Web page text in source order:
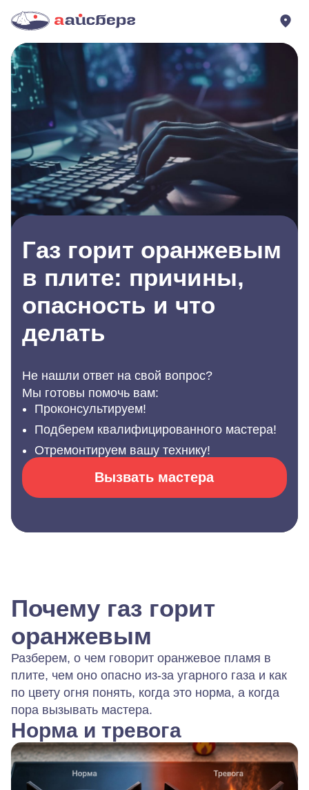
Газ горит оранжевым
в плите: причины,
опасность и что
делать
Не нашли ответ на свой вопрос?
Мы готовы помочь вам:
Проконсультируем!
Подберем квалифицированного мастера!
Отремонтируем вашу технику!
Вызвать мастера
Почему газ горит
оранжевым
Разберем, о чем говорит оранжевое пламя в
плите, чем оно опасно из‑за угарного газа и как
по цвету огня понять, когда это норма, а когда
пора вызывать мастера.
Норма и тревога